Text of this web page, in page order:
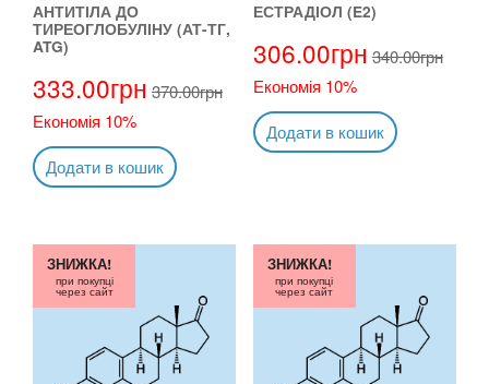
АНТИТІЛА ДО
ТИРЕОГЛОБУЛІНУ (АТ-ТГ,
ATG)
333.00грн 370.00грн
Економія 10%
Додати в кошик
ЕСТРАДІОЛ (E2)
306.00грн 340.00грн
Економія 10%
Додати в кошик
ЗНИЖКА!
при покупці
через сайт
ЗНИЖКА!
при покупці
через сайт